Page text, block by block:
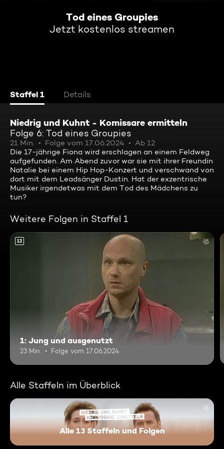
Tod eines Groupies
Jetzt kostenlos streamen
Staffel 1 Details
Niedrig und Kuhnt - Komissare ermitteln
Folge 6: Tod eines Groupies
21 Min. Folge vom 17.06.2024
Ab 12
Die 17-jährige Fiona wird erschlagen an einem Feldweg
aufgefunden. Am Abend zuvor war sie mit ihrer Freundin
Natalie bei einem Hip Hop-Konzert und verschwand von
dort mit dem Leadsänger Dustin. Hat der exzentrische
Musiker irgendetwas mit dem Tod des Mädchens zu
tun?
Weitere Folgen in Staffel 1
12
1: Jung und ausgenutzt
23 Min. Folge vom 17.06.2024
Alle Staffeln im Überblick
Niedrig und Kuhnt -
Alle 13 Staffeln und Folgen